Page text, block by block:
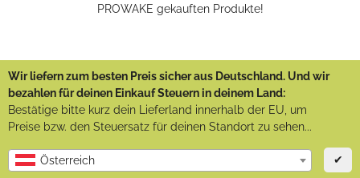
PROWAKE gekauften Produkte!
Wir liefern zum besten Preis sicher aus Deutschland. Und wir
bezahlen für deinen Einkauf Steuern in deinem Land:
Bestätige bitte kurz dein Lieferland innerhalb der EU, um
Preise bzw. den Steuersatz für deinen Standort zu sehen...
Österreich ✔